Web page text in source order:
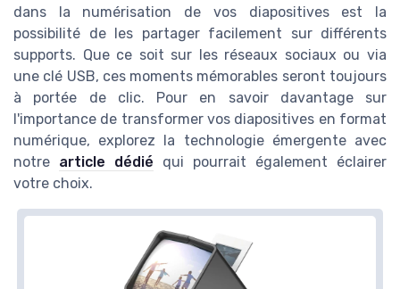
dans la numérisation de vos diapositives est la
possibilité de les partager facilement sur différents
supports. Que ce soit sur les réseaux sociaux ou via
une clé USB, ces moments mémorables seront toujours
à portée de clic. Pour en savoir davantage sur
l'importance de transformer vos diapositives en format
numérique, explorez la technologie émergente avec
notre article dédié qui pourrait également éclairer
votre choix.